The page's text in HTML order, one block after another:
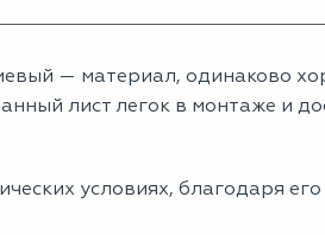
— материал, одинаково
лист легок в монтаже и
условиях, благодаря его